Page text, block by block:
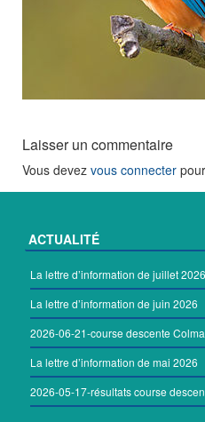
Laisser un commentaire
Vous devez vous connecter
ACTUALITÉ
La lettre d’information de juillet 2026
La lettre d’information de juin 2026
2026-06-21-course descente
La lettre d’information de mai 2026
2026-05-17-résultats course